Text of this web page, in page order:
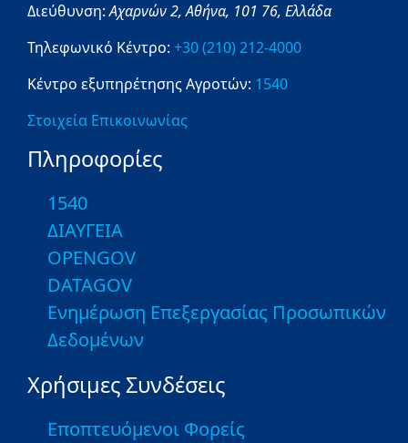
Διεύθυνση:Αχαρνών 2,Αθήνα, 101 76, Ελλάδα
Τηλεφωνικό Κέντρο: +30 (210) 212-4000
Κέντρο εξυπηρέτησης Αγροτών: 1540
Στοιχεία Επικοινωνίας
Πληροφορίες
1540
ΔΙΑΥΓΕΙΑ
OPENGOV
DATAGOV
Ενημέρωση Επεξεργασίας Προσωπικών
Δεδομένων
Χρήσιμες Συνδέσεις
Εποπτευόμενοι Φορείς